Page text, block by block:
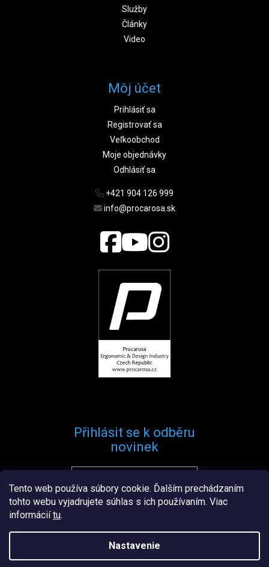
Tento web používa súbory cookie. Ďalším prechádzaním
tohto webu vyjadrujete súhlas s ich používaním. Viac
informáciítu.
Nastavenie
Služby
Články
Video
Môj účet
Prihlásiť sa
Registrovať sa
Veľkoobchod
Moje objednávky
Odhlásiť sa
+421 904 126 999
info@procarosa.sk
Přihlásit se k odběru
novinek
Přihlásit se
VytvořilŠtefan Mazáň